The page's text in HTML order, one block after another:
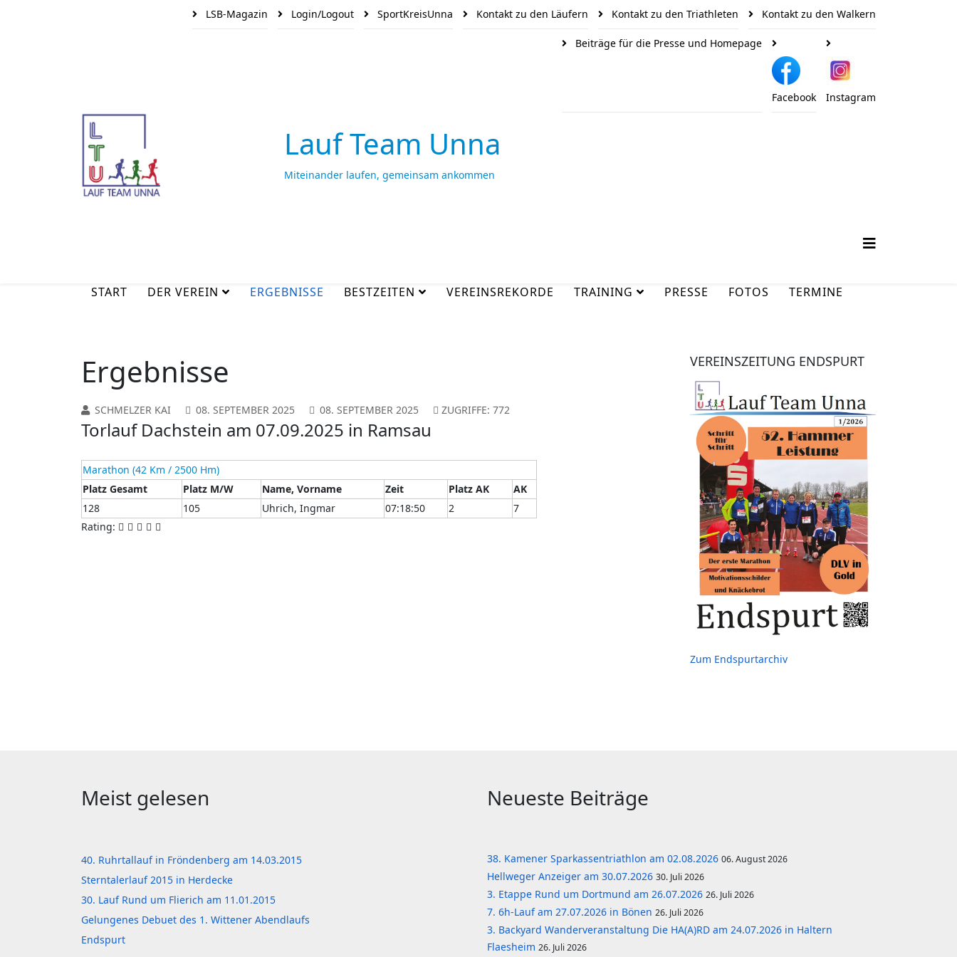
LSB-Magazin Login/Logout SportKreisUnna Kontakt zu den Läufern Kontakt zu den Triathleten Kontakt zu den Walkern
Beiträge für die Presse und Homepage
Facebook Instagram
Lauf Team Unna
Miteinander laufen, gemeinsam ankommen
START DER VEREIN ERGEBNISSE BESTZEITEN VEREINSREKORDE TRAINING PRESSE FOTOS TERMINE
Ergebnisse
SCHMELZER KAI 08. SEPTEMBER 2025 08. SEPTEMBER 2025 ZUGRIFFE: 772
Torlauf Dachstein am 07.09.2025 in Ramsau
Marathon (42 Km / 2500 Hm)
Platz Gesamt
Platz M/W Name, Vorname Zeit Platz AK
AK
128
105 Uhrich, Ingmar 07:18:50 2
7
Rating:
VEREINSZEITUNG ENDSPURT
Zum Endspurtarchiv
Meist gelesen
40. Ruhrtallauf in Fröndenberg am 14.03.2015
Sterntalerlauf 2015 in Herdecke
30. Lauf Rund um Flierich am 11.01.2015
Gelungenes Debuet des 1. Wittener Abendlaufs
Endspurt
Neueste Beiträge
38. Kamener Sparkassentriathlon am 02.08.2026 06. August 2026
Hellweger Anzeiger am 30.07.2026 30. Juli 2026
3. Etappe Rund um Dortmund am 26.07.2026 26. Juli 2026
7. 6h-Lauf am 27.07.2026 in Bönen 26. Juli 2026
3. Backyard Wanderveranstaltung Die HA(A)RD am 24.07.2026 in Haltern
Flaesheim 26. Juli 2026